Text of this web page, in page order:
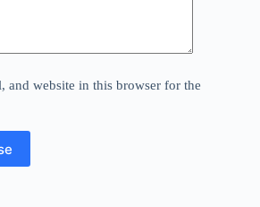
and website in this browser for the